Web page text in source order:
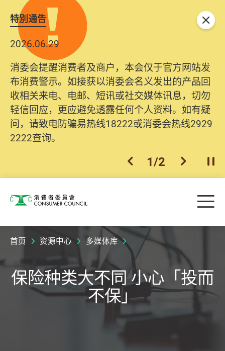
特別通告
2026.06.29
消委会提醒消费者及商户，本会仅于官方网站发
布消费警示。如接获以消委会名义发出的产品回
收相关来电、电邮、短讯或社交媒体讯息，切勿
轻信回应，更应避免透露任何个人资料。如有疑
问，请致电防骗易热线18222或消委会热线2929
2222查询。
上一个
1/2 下一个开
关闭
消费者委员会 目
首页 资源中心 多媒体库
保险种类大不同 小心「投而
不保」